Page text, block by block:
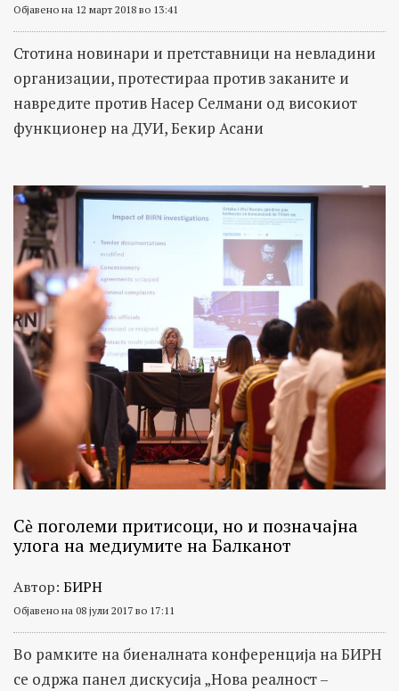
Објавено на 12 март 2018 во 13:41
Стотина новинари и претставници на невладини
организации, протестираа против заканите и
навредите против Насер Селмани од високиот
функционер на ДУИ, Бекир Асани
Сѐ поголеми притисоци, но и позначајна
улога на медиумите на Балканот
Автор: БИРН
Објавено на 08 јули 2017 во 17:11
Во рамките на биеналната конференција на БИРН
се одржа панел дискусија „Нова реалност –